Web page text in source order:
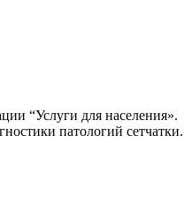
“Услуги для населения».
патологий сетчатки.